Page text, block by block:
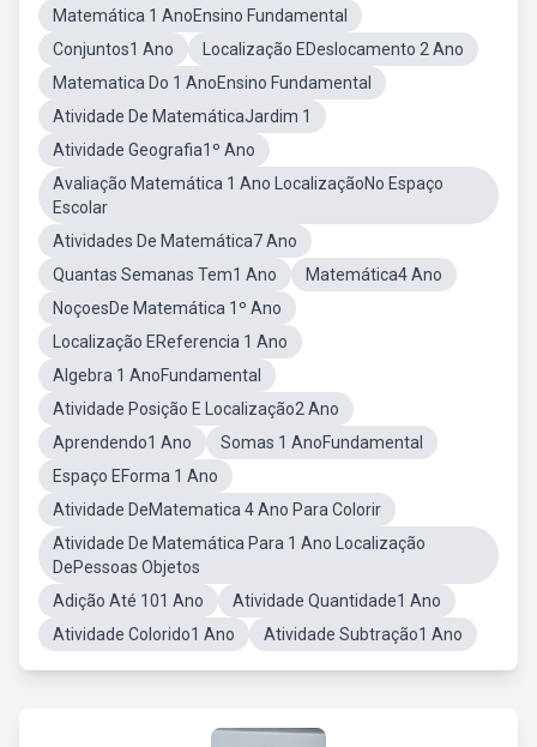
Matemática 1 AnoEnsino Fundamental
Conjuntos1 Ano
Localização EDeslocamento 2 Ano
Matematica Do 1 AnoEnsino Fundamental
Atividade De MatemáticaJardim 1
Atividade Geografia1º Ano
Avaliação Matemática 1 Ano LocalizaçãoNo Espaço
Escolar
Atividades De Matemática7 Ano
Quantas Semanas Tem1 Ano
Matemática4 Ano
NoçoesDe Matemática 1º Ano
Localização EReferencia 1 Ano
Algebra 1 AnoFundamental
Atividade Posição E Localização2 Ano
Aprendendo1 Ano
Somas 1 AnoFundamental
Espaço EForma 1 Ano
Atividade DeMatematica 4 Ano Para Colorir
Atividade De Matemática Para 1 Ano Localização
DePessoas Objetos
Adição Até 101 Ano
Atividade Quantidade1 Ano
Atividade Colorido1 Ano
Atividade Subtração1 Ano